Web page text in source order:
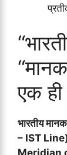
एक
भारतीय
– IST